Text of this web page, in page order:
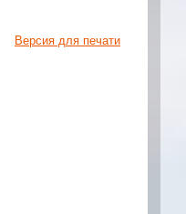
Версия для печати